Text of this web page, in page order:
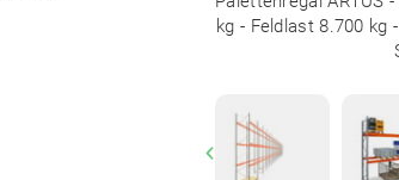
kg - Feldlast 8.700 kg
Previous